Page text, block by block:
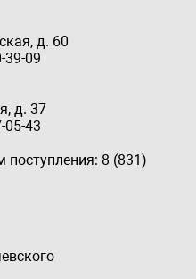
д. 60
39-09
д. 37
05-43
поступления: 8 (831)